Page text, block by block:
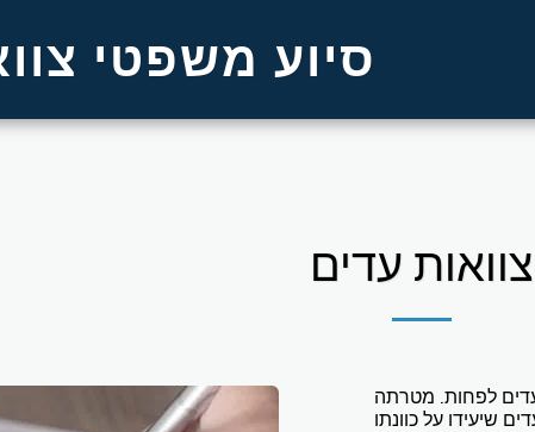
סיוע משפטי
צוואות עדים
לפחות. מטרתה
שיעידו על כוונתו